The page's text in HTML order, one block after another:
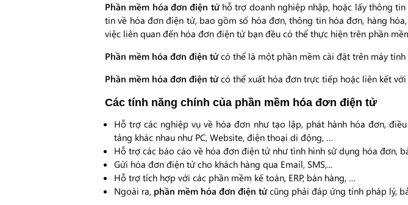
Phần mềm hóa đơn điện tửhỗ trợ doanh nghiệp nhập, hoặc lấy thông
tin về hóa đơn điện tử, bao gồm số hóa đơn, thông tin hóa đơn, hàng
việc liên quan đến hóa đơn điện tử bạn đều có thể thực hiện trên phần
Phần mềm hóa đơn điện tửcó thể là một phần mềm cài đặt trên máy
Phần mềm hóa đơn điện tửcó thể xuất hóa đơn trực tiếp hoặc liên kết với
Các tính năng chính của phần mềm hóa đơn điện tử
Hỗ trợ các nghiệp vụ về hóa đơn như tạo lập, phát hành hóa đơn,
tảng khác nhau như PC, Website, điện thoại di động, …
Hỗ trợ các báo cáo về hóa đơn điện tử như tình hình sử dụng hóa đơn,
Gửi hóa đơn điện tử cho khách hàng qua Email, SMS,...
Hỗ trợ tích hợp với các phần mềm kế toán, ERP, bán hàng, …
Ngoài ra, phần mềm hóa đơn điện tửcũng phải đáp ứng tính pháp lý,